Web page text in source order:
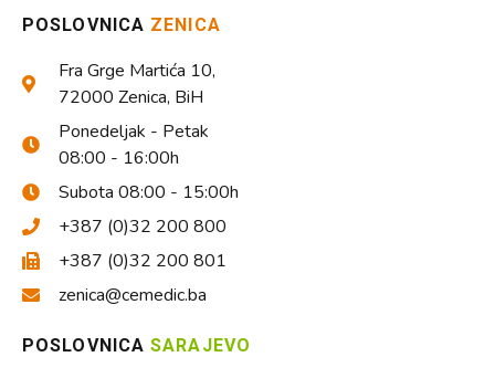
POSLOVNICA ZENICA
Fra Grge Martića 10,
72000 Zenica, BiH
Ponedeljak - Petak
08:00 - 16:00h
Subota 08:00 - 15:00h
+387 (0)32 200 800
+387 (0)32 200 801
zenica@cemedic.ba
POSLOVNICASARAJEVO